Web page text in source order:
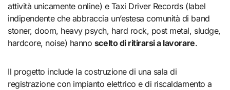
attività unicamente online) e Taxi Driver Records (label
indipendente che abbraccia un’estesa comunità di band
stoner, doom, heavy psych, hard rock, post metal, sludge,
hardcore, noise) hanno scelto di ritirarsi a lavorare.
Il progetto include la costruzione di una sala di
registrazione con impianto elettrico e di riscaldamento a